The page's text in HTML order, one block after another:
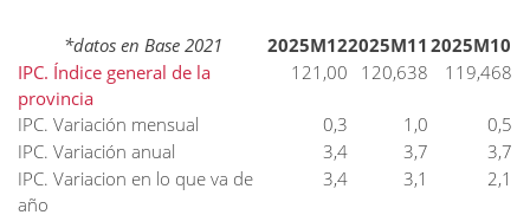
*datos en Base 2021 2025M122025M112025M10
IPC. Índice general de la
provincia
121,00 120,638 119,468
IPC. Variación mensual 0,3 1,0
0,5
IPC. Variación anual
3,4 3,7
3,7
IPC. Variacion en lo que va de
año
3,4 3,1 2,1